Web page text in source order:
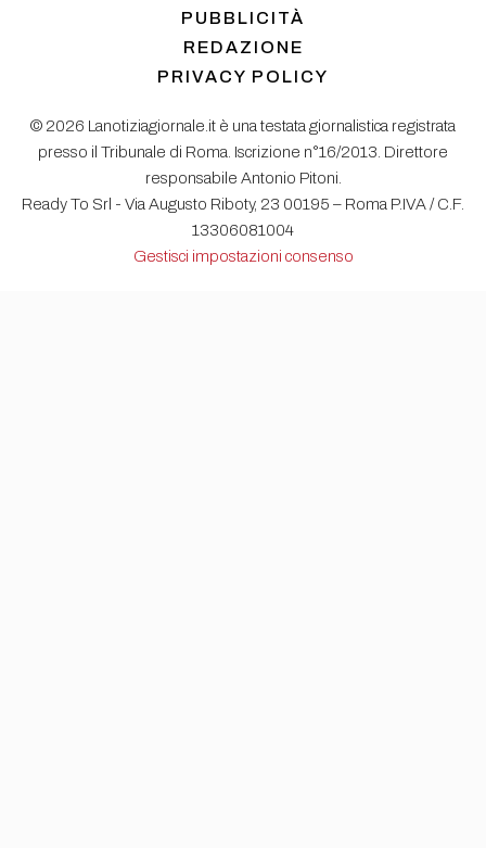
PUBBLICITÀ
REDAZIONE
PRIVACY POLICY
© 2026 Lanotiziagiornale.it è una testata giornalistica registrata
presso il Tribunale di Roma. Iscrizione n°16/2013. Direttore
responsabile Antonio Pitoni.
Ready To Srl - Via Augusto Riboty, 23 00195 – Roma P.IVA / C.F.
13306081004
Gestisci impostazioni consenso